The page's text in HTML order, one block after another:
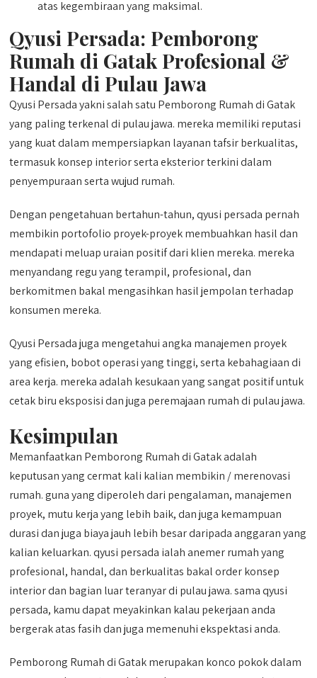
atas kegembiraan yang maksimal.
Qyusi Persada: Pemborong
Rumah di Gatak Profesional &
Handal di Pulau Jawa
Qyusi Persada yakni salah satu Pemborong Rumah di Gatak
yang paling terkenal di pulau jawa. mereka memiliki reputasi
yang kuat dalam mempersiapkan layanan tafsir berkualitas,
termasuk konsep interior serta eksterior terkini dalam
penyempuraan serta wujud rumah.
Dengan pengetahuan bertahun-tahun, qyusi persada pernah
membikin portofolio proyek-proyek membuahkan hasil dan
mendapati meluap uraian positif dari klien mereka. mereka
menyandang regu yang terampil, profesional, dan
berkomitmen bakal mengasihkan hasil jempolan terhadap
konsumen mereka.
Qyusi Persada juga mengetahui angka manajemen proyek
yang efisien, bobot operasi yang tinggi, serta kebahagiaan di
area kerja. mereka adalah kesukaan yang sangat positif untuk
cetak biru eksposisi dan juga peremajaan rumah di pulau jawa.
Kesimpulan
Memanfaatkan Pemborong Rumah di Gatak adalah
keputusan yang cermat kali kalian membikin / merenovasi
rumah. guna yang diperoleh dari pengalaman, manajemen
proyek, mutu kerja yang lebih baik, dan juga kemampuan
durasi dan juga biaya jauh lebih besar daripada anggaran yang
kalian keluarkan. qyusi persada ialah anemer rumah yang
profesional, handal, dan berkualitas bakal order konsep
interior dan bagian luar teranyar di pulau jawa. sama qyusi
persada, kamu dapat meyakinkan kalau pekerjaan anda
bergerak atas fasih dan juga memenuhi ekspektasi anda.
Pemborong Rumah di Gatak merupakan konco pokok dalam